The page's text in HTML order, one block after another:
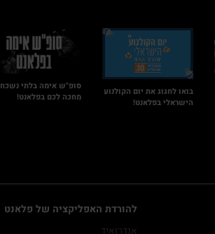
בואו לחגוג את יום הקולנוע
הישראלי בפלאנט!
סופ"ש אימה בלתי נשכח
מחכה לכם בפלאנט!
להורדת האפליקציה של פלאנט